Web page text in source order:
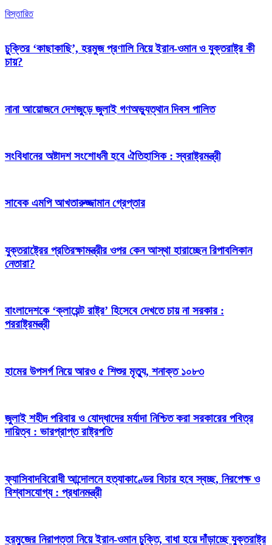
বিস্তারিত
চুক্তির ‘কাছাকাছি’, হরমুজ প্রণালি নিয়ে ইরান-ওমান ও যুক্তরাষ্ট্র কী
চায়?
নানা আয়োজনে দেশজুড়ে জুলাই গণঅভ্যুত্থান দিবস পালিত
সংবিধানের অষ্টাদশ সংশোধনী হবে ঐতিহাসিক : স্বরাষ্ট্রমন্ত্রী
সাবেক এমপি আখতারুজ্জামান গ্রেপ্তার
যুক্তরাষ্ট্রের প্রতিরক্ষামন্ত্রীর ওপর কেন আস্থা হারাচ্ছেন রিপাবলিকান
নেতারা?
বাংলাদেশকে ‘ক্লায়েন্ট রাষ্ট্র’ হিসেবে দেখতে চায় না সরকার :
পররাষ্ট্রমন্ত্রী
হামের উপসর্গ নিয়ে আরও ৫ শিশুর মৃত্যু, শনাক্ত ১০৮৩
জুলাই শহীদ পরিবার ও যোদ্ধাদের মর্যাদা নিশ্চিত করা সরকারের পবিত্র
দায়িত্ব : ভারপ্রাপ্ত রাষ্ট্রপতি
ফ্যাসিবাদবিরোধী আন্দোলনে হত্যাকাণ্ডের বিচার হবে স্বচ্ছ, নিরপেক্ষ ও
বিশ্বাসযোগ্য : প্রধানমন্ত্রী
হরমুজের নিরাপত্তা নিয়ে ইরান-ওমান চুক্তি, বাধা হয়ে দাঁড়াচ্ছে যুক্তরাষ্ট্র